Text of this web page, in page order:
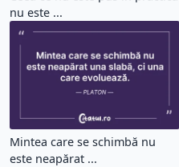
nu este ...
Mintea care se schimbă nu
este neapărat ...